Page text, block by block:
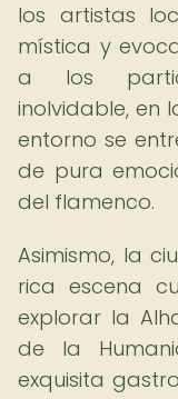
los artistas
mística y
a los
inolvidable, en
entorno se
de pura
del flamenco.
Asimismo, la
rica escena
explorar la
de la
exquisita